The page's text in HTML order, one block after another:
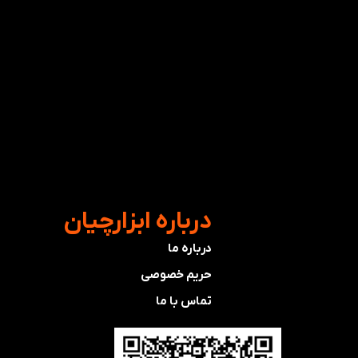
​درباره ابزارچیان
درباره ما
حریم خصوصی
تماس با ما